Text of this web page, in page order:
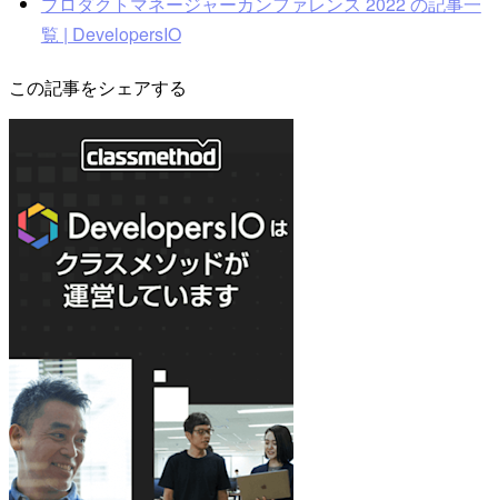
覧 | DevelopersIO
この記事をシェアする